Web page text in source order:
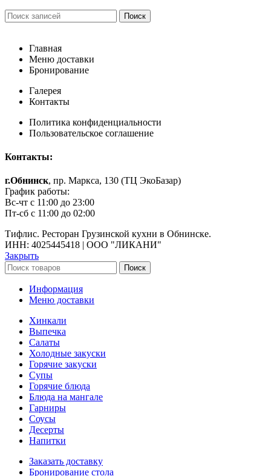
Поиск
Главная
Меню доставки
Бронирование
Галерея
Контакты
Политика конфиденциальности
Пользовательское соглашение
Контакты:
г.Обнинск, пр. Маркса, 130 (ТЦ ЭкоБазар)
График работы:
Вс-чт с 11:00 до 23:00
Пт-сб с 11:00 до 02:00
Тифлис. Ресторан Грузинской кухни в Обнинске.
ИНН: 4025445418 | ООО "ЛИКАНИ"
Закрыть
Поиск
Информация
Меню доставки
Хинкали
Выпечка
Салаты
Холодные закуски
Горячие закуски
Супы
Горячие блюда
Блюда на мангале
Гарниры
Соусы
Десерты
Напитки
Заказать доставку
Бронирование стола